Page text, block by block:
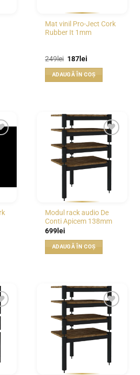
Mat vinil Pro-Ject Cork
Rubber It 1mm
249lei Prețul
a
fost:
249lei.
187 lei
este:
187lei.
ADAUGĂ ÎN COȘ
WISHLIST
Modul rack audio De
Conti Apicem 138mm
699 lei
ADAUGĂ ÎN COȘ
WISHLIST